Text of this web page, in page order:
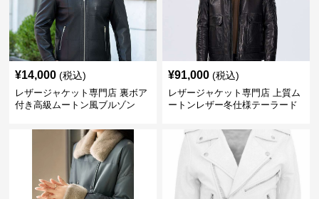
¥14,000 (税込)
レザージャケット専門店 裏ボア
付き高級ムートン風ブルゾン
¥91,000 (税込)
レザージャケット専門店 上質ム
ートンレザー冬仕様テーラード